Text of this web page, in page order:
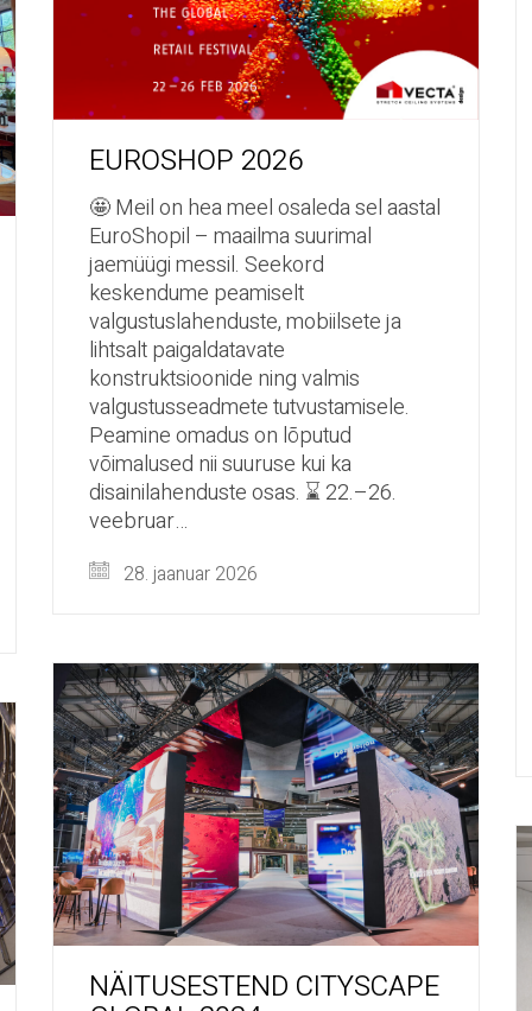
EUROSHOP 2026
🤩 Meil on hea meel osaleda sel aastal
EuroShopil – maailma suurimal
jaemüügi messil. Seekord
keskendume peamiselt
valgustuslahenduste, mobiilsete ja
lihtsalt paigaldatavate
konstruktsioonide ning valmis
valgustusseadmete tutvustamisele.
Peamine omadus on lõputud
võimalused nii suuruse kui ka
disainilahenduste osas. ⌛ 22.–26.
veebruar…
28. jaanuar 2026
NÄITUSESTEND CITYSCAPE